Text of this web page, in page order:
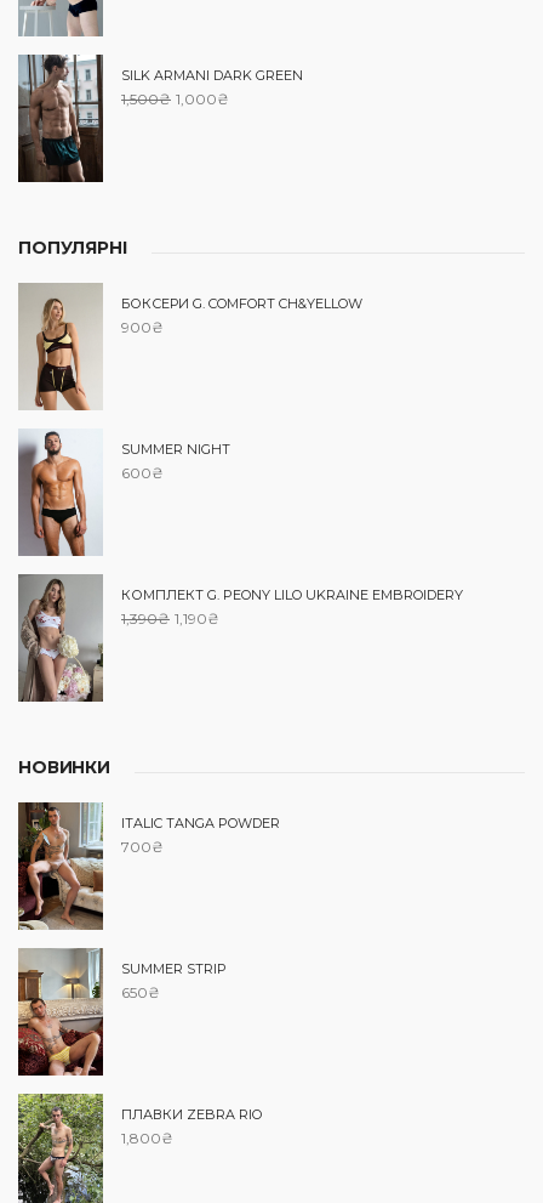
SILK ARMANI DARK GREEN
1,500₴ 1,000₴
ПОПУЛЯРНІ
БОКСЕРИ G. COMFORT CH&YELLOW
900₴
SUMMER NIGHT
600₴
КОМПЛЕКТ G. PEONY LILO UKRAINE EMBROIDERY
1,390₴ 1,190₴
НОВИНКИ
ITALIC TANGA POWDER
700₴
SUMMER STRIP
650₴
ПЛАВКИ ZEBRA RIO
1,800₴